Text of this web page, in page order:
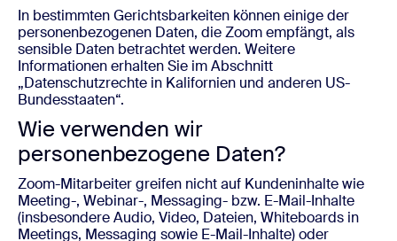
In bestimmten Gerichtsbarkeiten können einige der
personenbezogenen Daten, die Zoom empfängt, als
sensible Daten betrachtet werden. Weitere
Informationen erhalten Sie im Abschnitt
„Datenschutzrechte in Kalifornien und anderen US-
Bundesstaaten“.
Wie verwenden wir
personenbezogene Daten?
Zoom-Mitarbeiter greifen nicht auf Kundeninhalte wie
Meeting-, Webinar-, Messaging- bzw. E-Mail-Inhalte
(insbesondere Audio, Video, Dateien, Whiteboards in
Meetings, Messaging sowie E-Mail-Inhalte) oder